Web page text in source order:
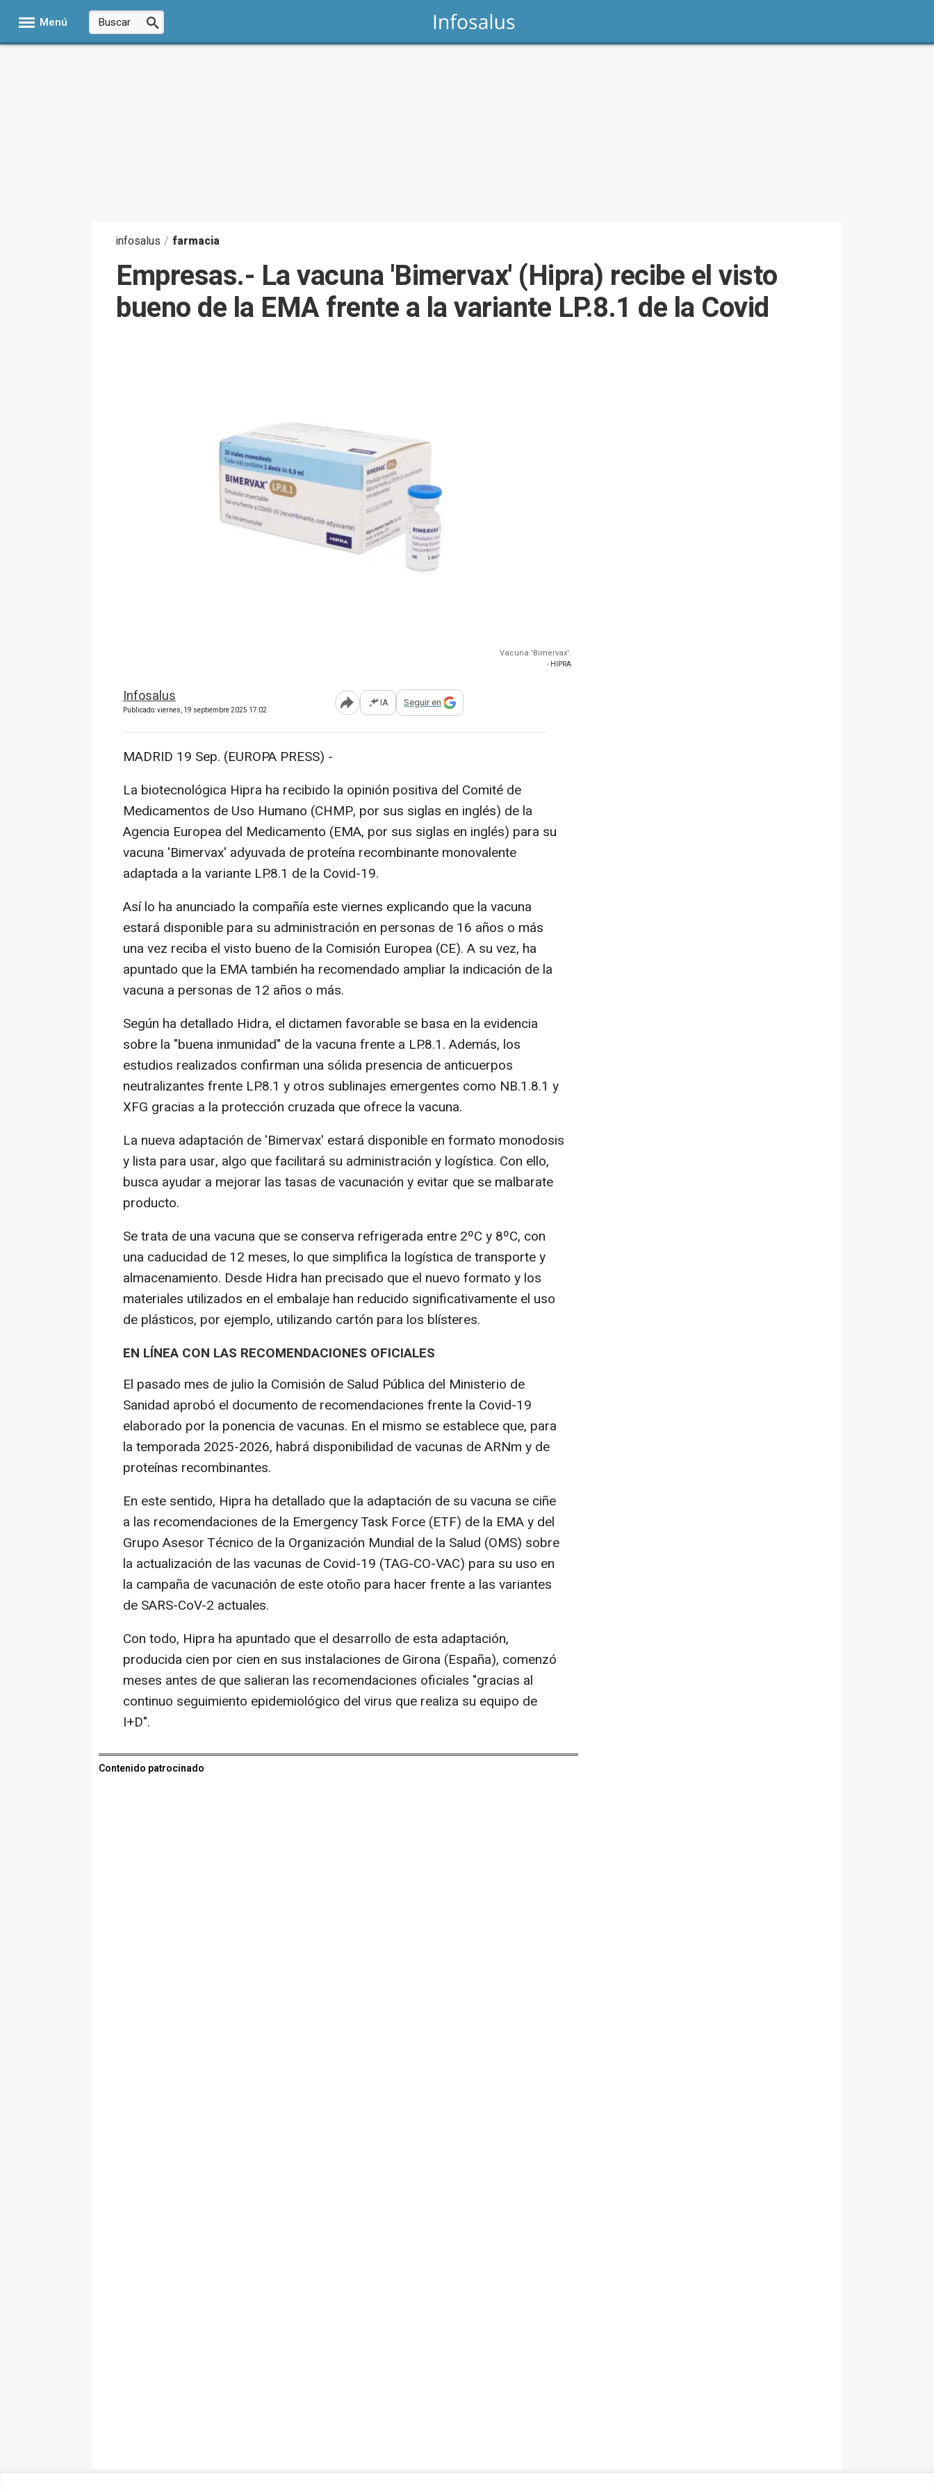
Menú
infosalus / farmacia
Empresas.- La vacuna 'Bimervax' (Hipra) recibe el visto
bueno de la EMA frente a la variante LP.8.1 de la Covid
Vacuna 'Bimervax'.
- HIPRA
Infosalus
Publicado: viernes, 19 septiembre 2025 17:02 Abrir opciones para compartir
IA Seguir en
MADRID 19 Sep. (EUROPA PRESS) -
La biotecnológica Hipra ha recibido la opinión positiva del Comité de
Medicamentos de Uso Humano (CHMP, por sus siglas en inglés) de la
Agencia Europea del Medicamento (EMA, por sus siglas en inglés) para su
vacuna 'Bimervax' adyuvada de proteína recombinante monovalente
adaptada a la variante LP.8.1 de la Covid-19.
Así lo ha anunciado la compañía este viernes explicando que la vacuna
estará disponible para su administración en personas de 16 años o más
una vez reciba el visto bueno de la Comisión Europea (CE). A su vez, ha
apuntado que la EMA también ha recomendado ampliar la indicación de la
vacuna a personas de 12 años o más.
Según ha detallado Hidra, el dictamen favorable se basa en la evidencia
sobre la "buena inmunidad" de la vacuna frente a LP.8.1. Además, los
estudios realizados confirman una sólida presencia de anticuerpos
neutralizantes frente LP.8.1 y otros sublinajes emergentes como NB.1.8.1 y
XFG gracias a la protección cruzada que ofrece la vacuna.
La nueva adaptación de 'Bimervax' estará disponible en formato monodosis
y lista para usar, algo que facilitará su administración y logística. Con ello,
busca ayudar a mejorar las tasas de vacunación y evitar que se malbarate
producto.
Se trata de una vacuna que se conserva refrigerada entre 2ºC y 8ºC, con
una caducidad de 12 meses, lo que simplifica la logística de transporte y
almacenamiento. Desde Hidra han precisado que el nuevo formato y los
materiales utilizados en el embalaje han reducido significativamente el uso
de plásticos, por ejemplo, utilizando cartón para los blísteres.
EN LÍNEA CON LAS RECOMENDACIONES OFICIALES
El pasado mes de julio la Comisión de Salud Pública del Ministerio de
Sanidad aprobó el documento de recomendaciones frente la Covid-19
elaborado por la ponencia de vacunas. En el mismo se establece que, para
la temporada 2025-2026, habrá disponibilidad de vacunas de ARNm y de
proteínas recombinantes.
En este sentido, Hipra ha detallado que la adaptación de su vacuna se ciñe
a las recomendaciones de la Emergency Task Force (ETF) de la EMA y del
Grupo Asesor Técnico de la Organización Mundial de la Salud (OMS) sobre
la actualización de las vacunas de Covid-19 (TAG-CO-VAC) para su uso en
la campaña de vacunación de este otoño para hacer frente a las variantes
de SARS-CoV-2 actuales.
Con todo, Hipra ha apuntado que el desarrollo de esta adaptación,
producida cien por cien en sus instalaciones de Girona (España), comenzó
meses antes de que salieran las recomendaciones oficiales "gracias al
continuo seguimiento epidemiológico del virus que realiza su equipo de
I+D".
Contenido patrocinado